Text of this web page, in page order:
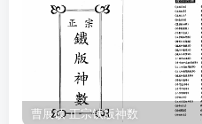
可能会修正。内容如有错误，虚
权，请来信告知！如有侵吉著作權·
曹展硕-正宗铁版神数